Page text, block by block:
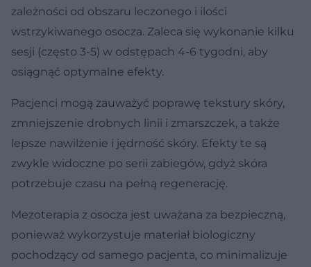
zależności od obszaru leczonego i ilości
wstrzykiwanego osocza. Zaleca się wykonanie kilku
sesji (często 3-5) w odstępach 4-6 tygodni, aby
osiągnąć optymalne efekty.
Pacjenci mogą zauważyć poprawę tekstury skóry,
zmniejszenie drobnych linii i zmarszczek, a także
lepsze nawilżenie i jędrność skóry. Efekty te są
zwykle widoczne po serii zabiegów, gdyż skóra
potrzebuje czasu na pełną regenerację.
Mezoterapia z osocza jest uważana za bezpieczną,
ponieważ wykorzystuje materiał biologiczny
pochodzący od samego pacjenta, co minimalizuje